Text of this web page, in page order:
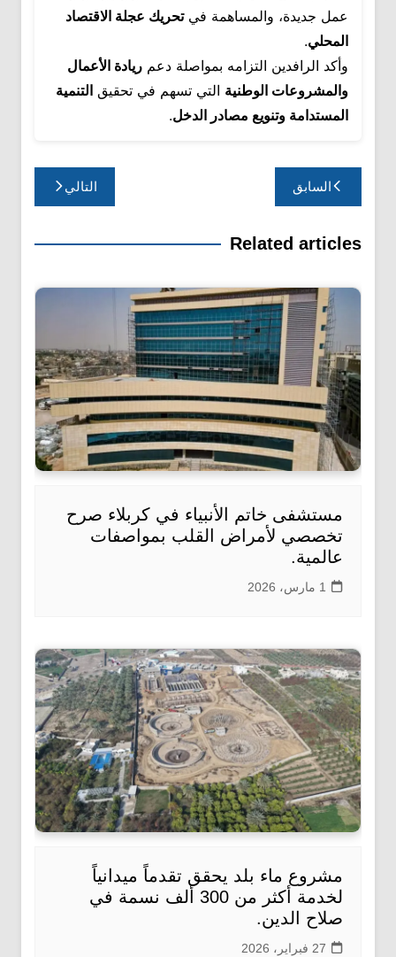
عمل جديدة، والمساهمة فيتحريك عجلة الاقتصاد
المحلي.
وأكد الرافدين التزامه بمواصلة دعم ريادة الأعمال
والمشروعات الوطنية التي تسهم في تحقيق التنمية
المستدامة وتنويع مصادر الدخل.
تصفّح
المقالات
السابق التالي
Related articles
مستشفى خاتم الأنبياء في كربلاء صرح
تخصصي لأمراض القلب بمواصفات
عالمية.
1 مارس، 2026
مشروع ماء بلد يحقق تقدماً ميدانياً
لخدمة أكثر من 300 ألف نسمة في
صلاح الدين.
27 فبراير، 2026